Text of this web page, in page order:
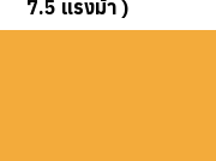
7.5 แรงม้า )